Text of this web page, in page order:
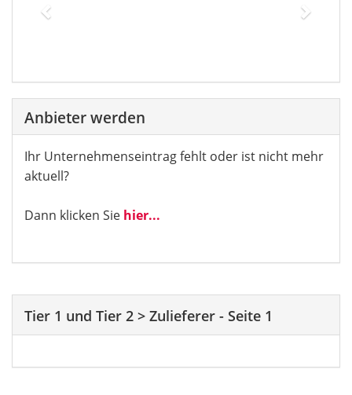
Anbieter werden
Ihr Unternehmenseintrag fehlt oder ist nicht mehr
aktuell?
Dann klicken Sie hier...
Tier 1 und Tier 2 > Zulieferer - Seite 1